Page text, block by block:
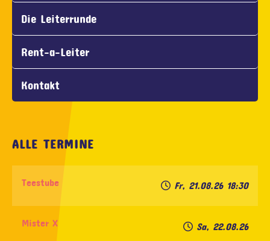
Die Leiterrunde
Rent-a-Leiter
Kontakt
ALLE TERMINE
Teestube Fr, 21.08.26 18:30
Mister X Sa, 22.08.26